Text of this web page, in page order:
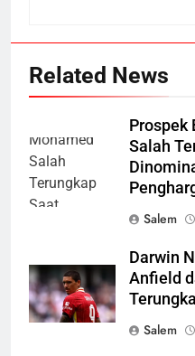
Related News
Prospek
Salah
Salem
Darwin
Anfield
Salem